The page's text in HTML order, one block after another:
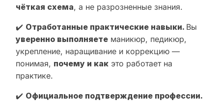
чёткая схема, а не разрозненные знания.
✔️ Отработанные практические навыки. Вы
уверенно выполняете маникюр, педикюр,
укрепление, наращивание и коррекцию —
понимая, почему и как это работает на
практике.
✔️ Официальное подтверждение профессии.